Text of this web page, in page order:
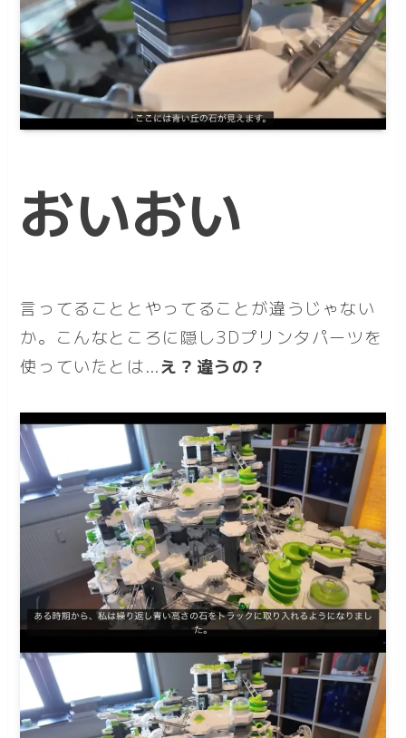
おいおい
言ってることとやってることが違うじゃない
か。こんなところに隠し3Dプリンタパーツを
使っていたとは…え？違うの？